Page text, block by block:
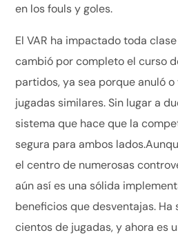
en los fouls y goles.
El VAR ha impactado toda
cambió por completo el curso
partidos, ya sea porque anuló
jugadas similares. Sin lugar a
sistema que hace que la
segura para ambos
el centro de numerosas
aún así es una sólida
beneficios que desventajas. Ha
cientos de jugadas, y ahora es